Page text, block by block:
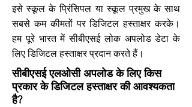
इसे स्कूल के प्रिंसिपल या स्कूल प्रमुख के साथ
सबसे कम कीमतों पर डिजिटल हस्ताक्षर करके।
हम पूरे भारत में सीबीएसई लोक अपलोड डेटा के
लिए डिजिटल हस्ताक्षर प्रदान करते हैं।
सीबीएसई एलओसी अपलोड के लिए किस
प्रकार के डिजिटल हस्ताक्षर की आवश्यकता
है?